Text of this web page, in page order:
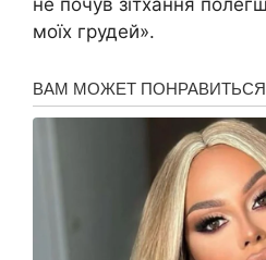
не почув зітхання
моїх грудей».